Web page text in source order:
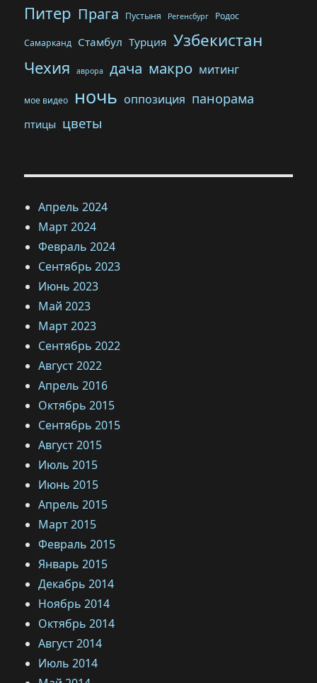
Питер Прага Пустыня Регенсбург Родос
Самарканд Стамбул Турция Узбекистан
Чехия аврора дача макро митинг
мое видео ночь оппозиция панорама
птицы цветы
Апрель 2024
Март 2024
Февраль 2024
Сентябрь 2023
Июнь 2023
Май 2023
Март 2023
Сентябрь 2022
Август 2022
Апрель 2016
Октябрь 2015
Сентябрь 2015
Август 2015
Июль 2015
Июнь 2015
Апрель 2015
Март 2015
Февраль 2015
Январь 2015
Декабрь 2014
Ноябрь 2014
Октябрь 2014
Август 2014
Июль 2014